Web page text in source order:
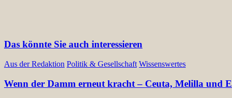
Das könnte Sie auch interessieren
Aus der Redaktion Politik & Gesellschaft Wissenswertes
Wenn der Damm erneut kracht – Ceuta, Melilla und